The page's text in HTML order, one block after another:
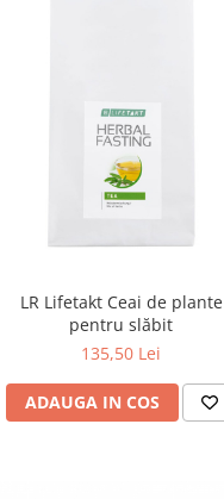
LR Lifetakt Ceai de plante
pentru slăbit
135,50 Lei
ADAUGA IN COS